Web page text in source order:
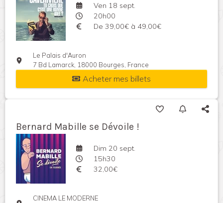
Ven 18 sept.
20h00
De 39,00€ à 49,00€
Le Palais d'Auron
7 Bd Lamarck, 18000 Bourges, France
Acheter mes billets
Bernard Mabille se Dévoile !
Dim 20 sept.
15h30
32,00€
CINEMA LE MODERNE